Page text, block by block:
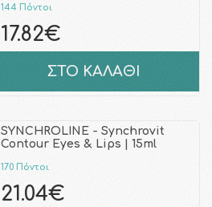
144 Πόντοι
17.82€
ΣΤΟ ΚΑΛΑΘΙ
SYNCHROLINE - Synchrovit
Contour Eyes & Lips | 15ml
170 Πόντοι
21.04€